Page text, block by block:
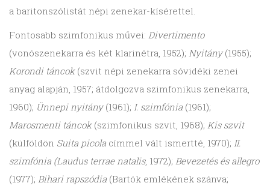
a baritonszólistát népi zenekar-kísérettel.
Fontosabb szimfonikus művei: Divertimento
(vonószenekarra és két klarinétra, 1952); Nyitány(1955);
Korondi táncok(szvit népi zenekarra sóvidéki zenei
anyag alapján, 1957; átdolgozva szimfonikus zenekarra,
1960); Ünnepi nyitány(1961); I. szimfónia (1961);
Marosmenti táncok(szimfonikus szvit, 1968); Kis szvit
(külföldön Suita picola címmel vált ismertté, 1970); II.
szimfónia (Laudus terrae natalis, 1972); Bevezetés és allegro
(1977); Bihari rapszódia (Bartók emlékének szánva;